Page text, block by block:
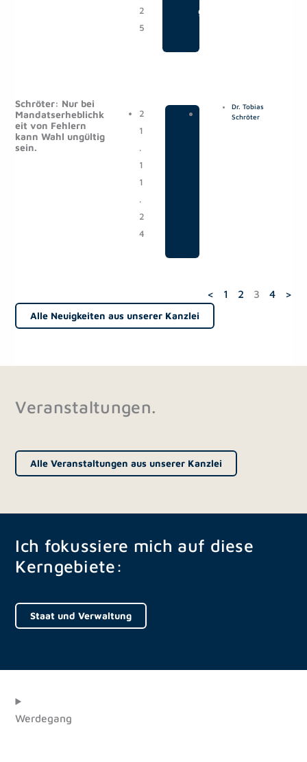
2
5
g
Schröter: Nur bei
Mandatserheblichk
eit von Fehlern
kann Wahl ungültig
sein.
2
1
.
1
1
.
2
4
Dr. Tobias
Schröter
< 1 2 3 4 >
Alle Neuigkeiten aus unserer Kanzlei
Veranstaltungen.
Alle Veranstaltungen aus unserer Kanzlei
Ich fokussiere mich auf diese
Kerngebiete:
Staat und Verwaltung
Werdegang